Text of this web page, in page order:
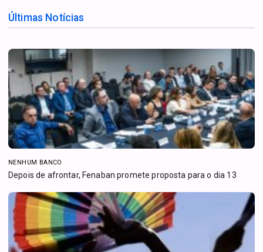
Últimas Notícias
NENHUM BANCO
Depois de afrontar, Fenaban promete proposta para o dia 13